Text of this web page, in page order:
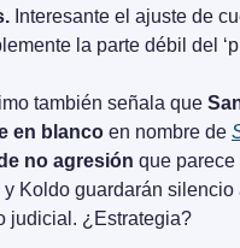
Interesante el ajuste de
la parte débil del
también señala que
en blanco en nombre de
no agresión que parece
Koldo guardarán
judicial. ¿Estrategia?